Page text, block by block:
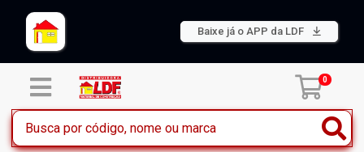
Baixe já o APP da LDF
0